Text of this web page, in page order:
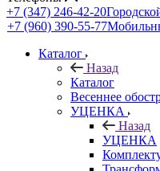
+7 (347) 246-42-20
+7 (960) 390-55-77
Каталог
Назад
Каталог
Весеннее
УЦЕНКА
Назад
УЦЕНКА